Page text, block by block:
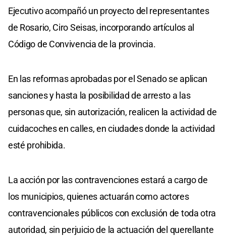
Ejecutivo acompañó un proyecto del representantes
de Rosario, Ciro Seisas, incorporando artículos al
Código de Convivencia de la provincia.
En las reformas aprobadas por el Senado se aplican
sanciones y hasta la posibilidad de arresto a las
personas que, sin autorización, realicen la actividad de
cuidacoches en calles, en ciudades donde la actividad
esté prohibida.
La acción por las contravenciones estará a cargo de
los municipios, quienes actuarán como actores
contravencionales públicos con exclusión de toda otra
autoridad, sin perjuicio de la actuación del querellante